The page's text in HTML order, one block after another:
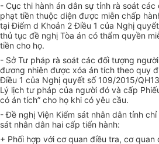
- Cục thi hành án dân sự tỉnh rà soát các
phạt tiền thuộc diện được miễn chấp
tại Điểm d Khoản 2 Điều 1 của Nghị
thủ tục đề nghị Tòa án có thẩm quyền
tiền cho họ.
- Sở Tư pháp rà soát các đối tượng
đương nhiên được xóa án tích theo quy
Điều 1 của Nghị quyết số 109/2015/
Lý lịch tư pháp của người đó và cấp
có án tích” cho họ khi có yêu cầu.
- Đề nghị Viện Kiểm sát nhân dân tỉnh chỉ
sát nhân dân hai cấp tiến hành:
+ Phối hợp với cơ quan điều tra, cơ quan